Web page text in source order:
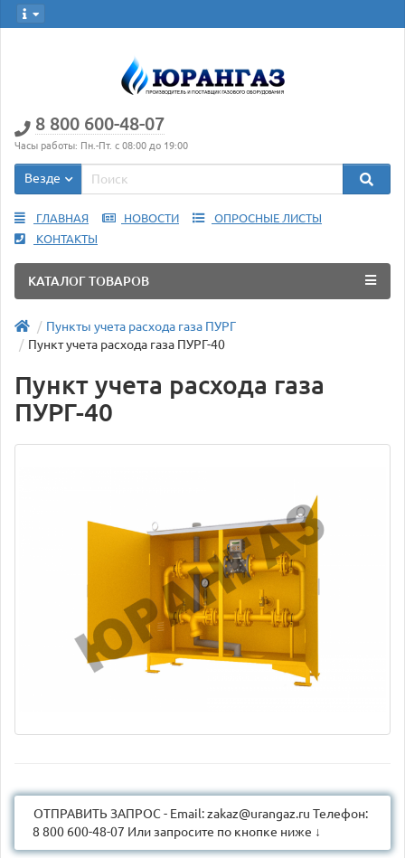
8 800 600-48-07
Часы работы: Пн.-Пт. с 08:00 до 19:00
Везде
ГЛАВНАЯ НОВОСТИ
ОПРОСНЫЕ ЛИСТЫ
КОНТАКТЫ
КАТАЛОГ ТОВАРОВ
Пункты учета расхода газа ПУРГ
Пункт учета расхода газа ПУРГ-40
Пункт учета расхода газа
ПУРГ-40
ОТПРАВИТЬ ЗАПРОС - Email: zakaz@urangaz.ru Телефон:
8 800 600-48-07 Или запросите по кнопке ниже ↓